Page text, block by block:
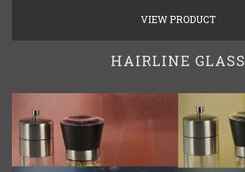
VIEW PRODUCT
HAIRLINE GLASS